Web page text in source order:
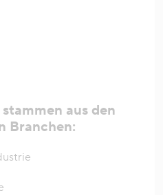
aus den
Branchen: